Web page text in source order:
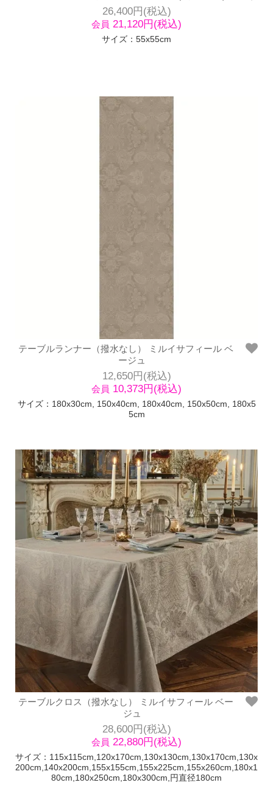
26,400円(税込)
会員 21,120円(税込)
サイズ：55x55cm
テーブルランナー（撥水なし） ミルイサフィール ベ
ージュ
12,650円(税込)
会員 10,373円(税込)
サイズ：180x30cm, 150x40cm, 180x40cm, 150x50cm, 180x5
5cm
テーブルクロス（撥水なし） ミルイサフィール ベー
ジュ
28,600円(税込)
会員 22,880円(税込)
サイズ：115x115cm,120x170cm,130x130cm,130x170cm,130x
200cm,140x200cm,155x155cm,155x225cm,155x260cm,180x1
80cm,180x250cm,180x300cm,円直径180cm